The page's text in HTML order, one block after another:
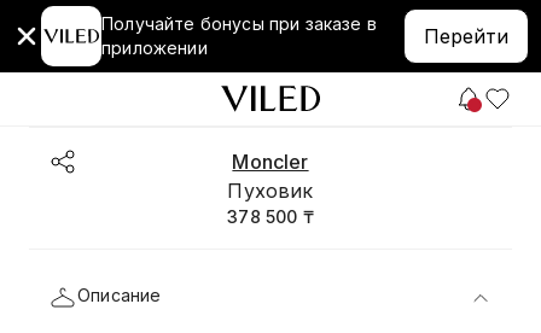
Получайте бонусы при заказе в
приложении
Перейти
Moncler
Пуховик
378 500 ₸
Описание